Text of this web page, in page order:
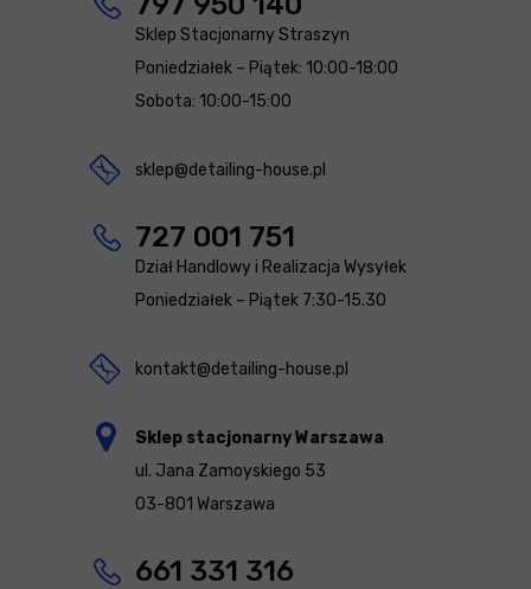
Sklep Stacjonarny Straszyn
Poniedziałek – Piątek: 10:00-18:00
Sobota: 10:00-15:00
sklep@detailing-house.pl
727 001 751
Dział Handlowy i Realizacja Wysyłek
Poniedziałek – Piątek 7:30-15.30
kontakt@detailing-house.pl
Sklep stacjonarny Warszawa
ul. Jana Zamoyskiego 53
03-801 Warszawa
661 331 316